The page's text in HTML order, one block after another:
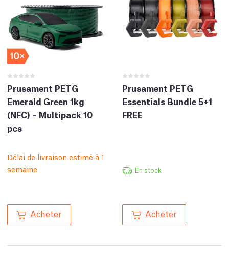
Prusament PETG
Emerald Green 1kg
(NFC) – Multipack 10
pcs
Délai de livraison estimé à 1
semaine
Acheter
Prusament PETG
Essentials Bundle 5+1
FREE
En stock
Acheter